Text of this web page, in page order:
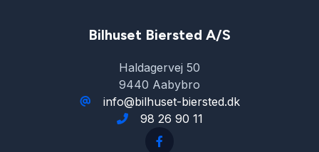
Kamera 360 grader
Kørecomputer
Bilhuset Biersted A/S
Haldagervej 50
9440 Aabybro
info@bilhuset-biersted.dk
98 26 90 11